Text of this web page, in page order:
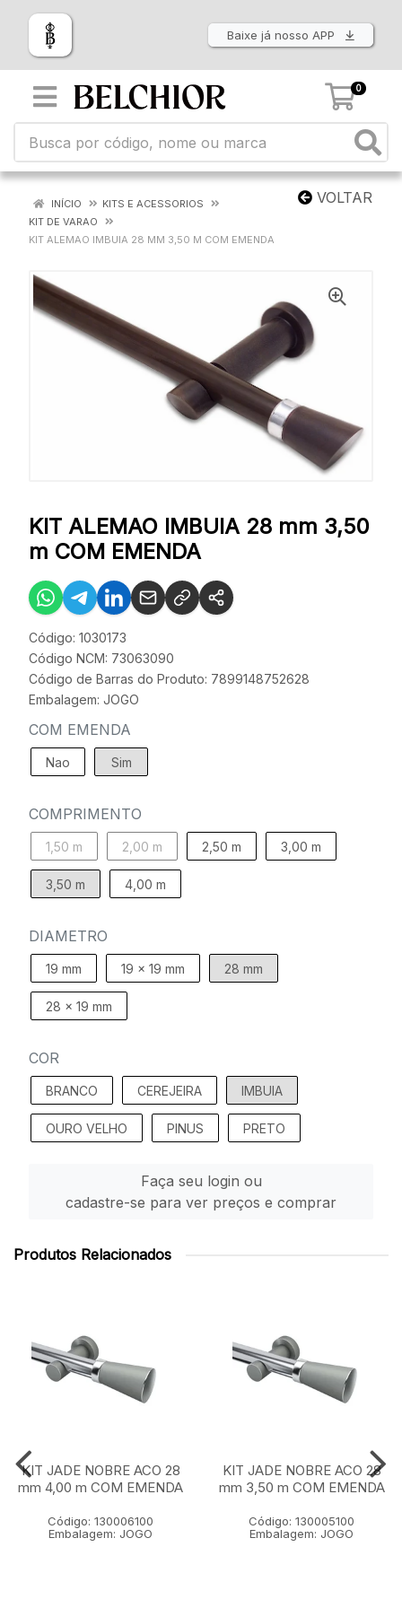
Baixe já nosso APP
0
VOLTAR
INÍCIO
KITS E ACESSORIOS
KIT DE VARAO
KIT ALEMAO IMBUIA 28 MM 3,50 M COM EMENDA
KIT ALEMAO IMBUIA 28 mm 3,50
m COM EMENDA
Código: 1030173
Código NCM: 73063090
Código de Barras do Produto: 7899148752628
Embalagem: JOGO
COM EMENDA
Nao Sim
COMPRIMENTO
1,50 m 2,00 m 2,50 m 3,00 m
3,50 m 4,00 m
DIAMETRO
19 mm 19 x 19 mm 28 mm
28 x 19 mm
COR
BRANCO CEREJEIRA IMBUIA
OURO VELHO PINUS PRETO
Faça seu login ou
cadastre-se para ver preços e comprar
Produtos Relacionados
KIT JADE NOBRE ACO 28
mm 4,00 m COM EMENDA
Código: 130006100
Embalagem: JOGO
KIT JADE NOBRE ACO 28
mm 3,50 m COM EMENDA
Código: 130005100
Embalagem: JOGO